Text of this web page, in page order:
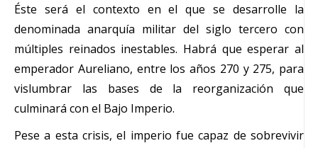
Éste será el contexto en el que se desarrolle la
denominada anarquía militar del siglo tercero con
múltiples reinados inestables. Habrá que esperar al
emperador Aureliano, entre los años 270 y 275, para
vislumbrar las bases de la reorganización que
culminará con el Bajo Imperio.
Pese a esta crisis, el imperio fue capaz de sobrevivir